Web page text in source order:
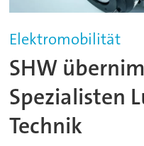
Elektromobilität
SHW
Spezialisten
Technik